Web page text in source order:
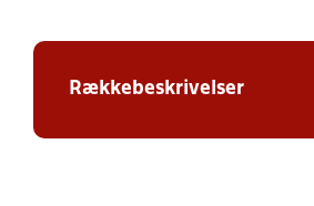
Rækkebeskrivelser